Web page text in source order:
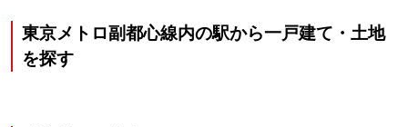
東京メトロ副都心線内の駅から一戸建て・土地
を探す